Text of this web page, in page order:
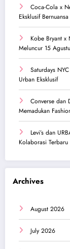
Coca-Cola x
Eksklusif
Kobe Bryant x
Meluncur 15
Saturdays
Urban Eksklusif
Converse dan
Memadukan
Levi’s dan
Kolaborasi Terbaru
Archives
August 2026
July 2026